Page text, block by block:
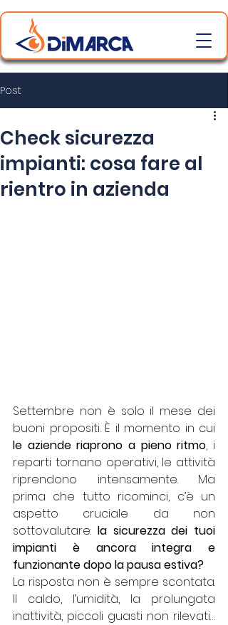
Post
Check sicurezza
impianti: cosa fare al
rientro in azienda
Settembre non è solo il mese dei
le aziende riaprono a pieno ritmo, i
reparti tornano operativi, le attività
riprendono intensamente. Ma
prima che tutto ricominci, c’è un
aspetto cruciale da non
sottovalutare: la sicurezza dei tuoi
impianti è ancora integra e
funzionante dopo la pausa estiva?
La risposta non è sempre scontata.
Il caldo, l’umidità, la prolungata
inattività, piccoli guasti non rilevati…